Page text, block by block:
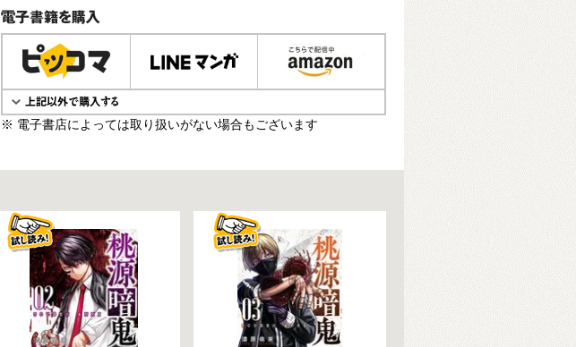
電子書籍で購入
※ 電子書店によっては取り扱いがない場合もございます